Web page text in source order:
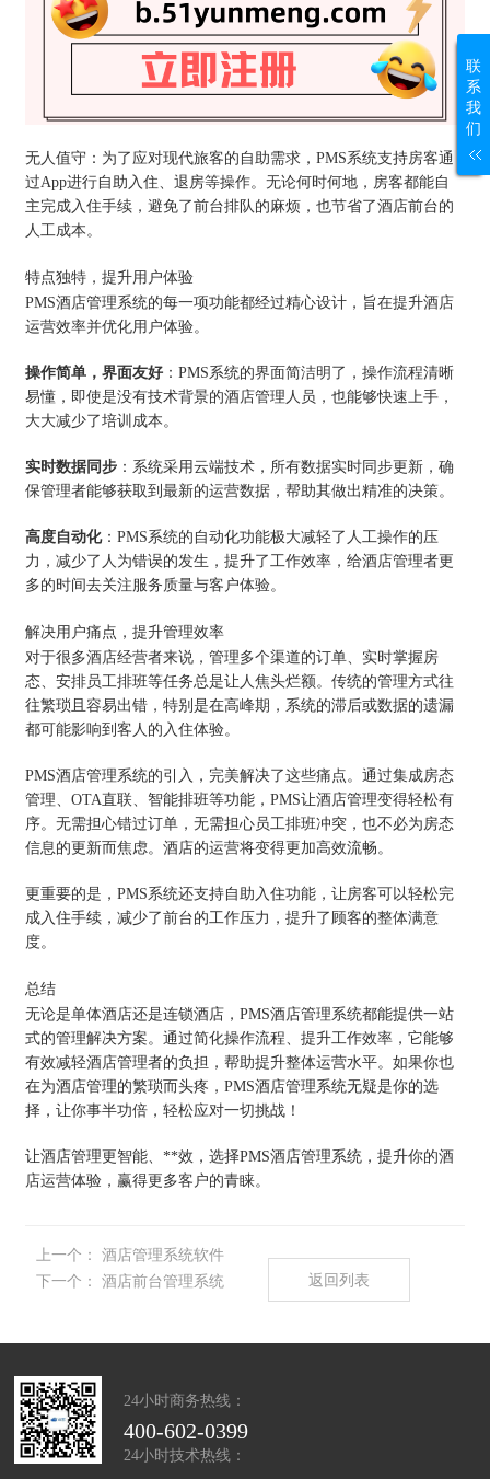
无人值守：为了应对现代旅客的自助需求，PMS系统支持房客通
过App进行自助入住、退房等操作。无论何时何地，房客都能自
主完成入住手续，避免了前台排队的麻烦，也节省了酒店前台的
人工成本。
特点独特，提升用户体验
PMS酒店管理系统的每一项功能都经过精心设计，旨在提升酒店
运营效率并优化用户体验。
操作简单，界面友好 ：PMS系统的界面简洁明了，操作流程清晰
易懂，即使是没有技术背景的酒店管理人员，也能够快速上手，
大大减少了培训成本。
实时数据同步 ：系统采用云端技术，所有数据实时同步更新，确
保管理者能够获取到最新的运营数据，帮助其做出精准的决策。
高度自动化：PMS系统的自动化功能极大减轻了人工操作的压
力，减少了人为错误的发生，提升了工作效率，给酒店管理者更
多的时间去关注服务质量与客户体验。
解决用户痛点，提升管理效率
对于很多酒店经营者来说，管理多个渠道的订单、实时掌握房
态、安排员工排班等任务总是让人焦头烂额。传统的管理方式往
往繁琐且容易出错，特别是在高峰期，系统的滞后或数据的遗漏
都可能影响到客人的入住体验。
PMS酒店管理系统的引入，完美解决了这些痛点。通过集成房态
管理、OTA直联、智能排班等功能，PMS让酒店管理变得轻松有
序。无需担心错过订单，无需担心员工排班冲突，也不必为房态
信息的更新而焦虑。酒店的运营将变得更加高效流畅。
更重要的是，PMS系统还支持自助入住功能，让房客可以轻松完
成入住手续，减少了前台的工作压力，提升了顾客的整体满意
度。
总结
无论是单体酒店还是连锁酒店，PMS酒店管理系统都能提供一站
式的管理解决方案。通过简化操作流程、提升工作效率，它能够
有效减轻酒店管理者的负担，帮助提升整体运营水平。如果你也
在为酒店管理的繁琐而头疼，PMS酒店管理系统无疑是你的选
择，让你事半功倍，轻松应对一切挑战！
让酒店管理更智能、**效，选择PMS酒店管理系统，提升你的酒
店运营体验，赢得更多客户的青睐。
上一个：
酒店管理系统软件
下一个：
酒店前台管理系统 返回列表
24小时商务热线：
400-602-0399
24小时技术热线：
联
系
我
们